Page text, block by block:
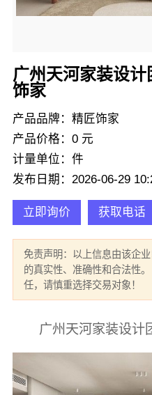
广州天河家装设
饰家
产品品牌：精匠饰家
产品价格：0 元
计量单位：件
发布日期：2026-06-29
立即询价 获取电话
免责声明：以上信息由该企
的真实性、准确性和合法性
任，请慎重选择交易对象！
广州天河家装设计